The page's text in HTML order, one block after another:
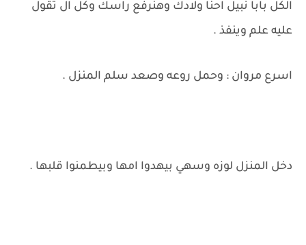
الكل بابا نبيل احنا ولادك وهنرفع راسك وكل ال تقول
عليه علم وينفذ .
اسرع مروان : وحمل روعه وصعد سلم المنزل .
دخل المنزل لوزه وسهي بيهدوا امها وبيطمنوا قلبها .